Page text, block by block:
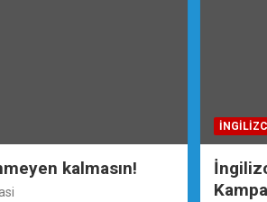
kalmasın!